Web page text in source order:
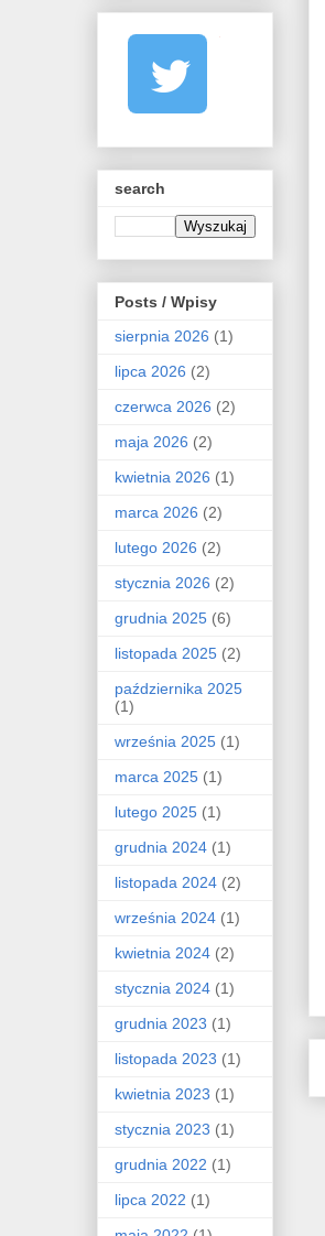
search
Posts / Wpisy
sierpnia 2026 (1)
lipca 2026 (2)
czerwca 2026 (2)
maja 2026 (2)
kwietnia 2026 (1)
marca 2026 (2)
lutego 2026 (2)
stycznia 2026 (2)
grudnia 2025 (6)
listopada 2025 (2)
października 2025
(1)
września 2025 (1)
marca 2025 (1)
lutego 2025 (1)
grudnia 2024 (1)
listopada 2024 (2)
września 2024 (1)
kwietnia 2024 (2)
stycznia 2024 (1)
grudnia 2023 (1)
listopada 2023 (1)
kwietnia 2023 (1)
stycznia 2023 (1)
grudnia 2022 (1)
lipca 2022 (1)